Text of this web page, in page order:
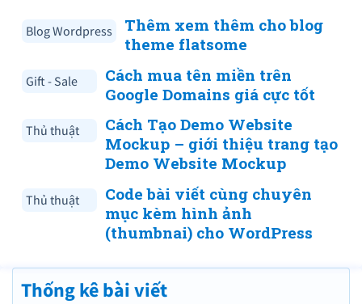
Blog Wordpress
Thêm xem thêm cho blog
theme flatsome
Gift - Sale
Cách mua tên miền trên
Google Domains giá cực tốt
Thủ thuật
Cách Tạo Demo Website
Mockup – giới thiệu trang tạo
Demo Website Mockup
Thủ thuật
Code bài viết cùng chuyên
mục kèm hình ảnh
(thumbnai) cho WordPress
Thống kê bài viết